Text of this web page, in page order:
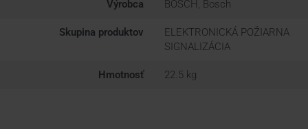
Výrobca BOSCH, Bosch
Skupina produktov
ELEKTRONICKÁ POŽIARNA
SIGNALIZÁCIA
Hmotnosť 22.5 kg